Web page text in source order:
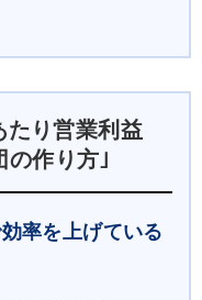
たり営業利益
の作り方｣
率を上げている